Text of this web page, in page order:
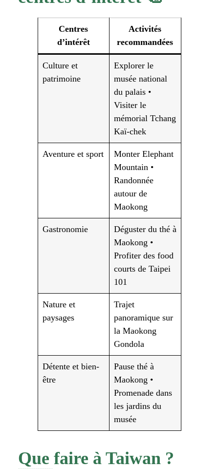
Centres
d’intérêt
Activités
recommandées
Culture et
patrimoine
Explorer le
musée national
du palais •
Visiter le
mémorial Tchang
Kaï-chek
Aventure et sport
Monter Elephant
Mountain •
Randonnée
autour de
Maokong
Gastronomie
Déguster du thé à
Maokong •
Profiter des food
courts de Taipei
101
Nature et
paysages
Trajet
panoramique sur
la Maokong
Gondola
Détente et bien-
être
Pause thé à
Maokong •
Promenade dans
les jardins du
musée
Que faire à Taiwan ?